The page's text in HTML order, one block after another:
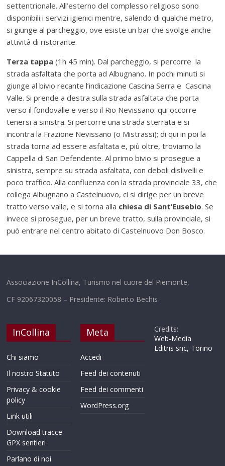
settentrionale. All’esterno del complesso religioso sono
disponibili i servizi igienici mentre, salendo di qualche metro,
si giunge al parcheggio, ove esiste un bar che svolge anche
attività di ristorante.
Terza tappa (1h 45 min). Dal parcheggio, si percorre la
strada asfaltata che porta ad Albugnano. In pochi minuti si
giunge al bivio recante l’indicazione Cascina Serra e Cascina
Valle. Si prende a destra sulla strada asfaltata che porta
verso il fondovalle e verso il Rio Nevissano: qui occorre
tenersi a sinistra. Si percorre una strada sterrata e si
incontra la Frazione Nevissano (o Mistrassi); di qui in poi la
strada torna ad essere asfaltata e, più oltre, troviamo la
Cappella di San Defendente. Al primo bivio si prosegue a
sinistra, sempre su strada asfaltata, con deboli dislivelli e
poco traffico. Alla confluenza con la strada provinciale 33, che
collega Albugnano a Castelnuovo, ci si dirige per un breve
tratto verso valle, e si torna alla chiesa di Sant’Eusebio. Se
invece si prosegue, per un breve tratto, sulla provinciale, si
può entrare nel centro abitato di Castelnuovo Don Bosco.
Associazione InCollina, Turismo nel cuore del Piemonte,
CF 92067320058 – Presidente: Roberto Bechis
InCollina
Chi siamo
Il nostro Statuto
Privacy & cookie
policy
Link utili
Download tracce
GPX sentieri
Parlano di noi
Meta
Accedi
Feed dei contenuti
Feed dei commenti
WordPress.org
Credits:
Web-Media
Editris snc, Torino